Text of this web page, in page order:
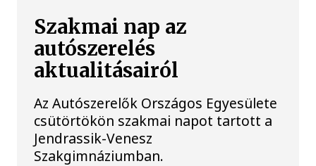
Szakmai nap az
autószerelés
aktualitásairól
Az Autószerelők Országos Egyesülete
csütörtökön szakmai napot tartott a
Jendrassik-Venesz
Szakgimnáziumban.